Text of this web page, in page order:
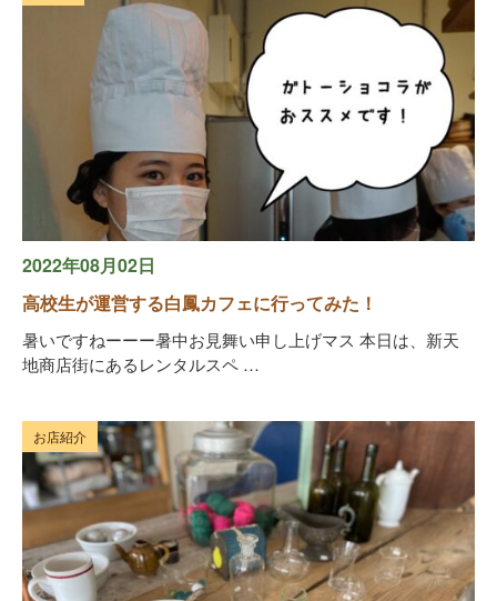
2022年08月02日
高校生が運営する白鳳カフェに行ってみた！
暑いですねーーー暑中お見舞い申し上げマス 本日は、新天
地商店街にあるレンタルスペ …
お店紹介